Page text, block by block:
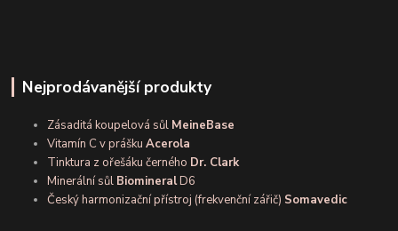
Nejprodávanější produkty
Zásaditá koupelová sůl MeineBase
Vitamín C v práškuAcerola
Tinktura z ořešáku černého Dr. Clark
Minerální sůl BiomineralD6
Český harmonizační přístroj (frekvenční zářič) Somavedic